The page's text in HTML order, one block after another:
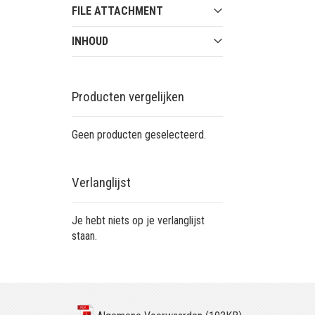
FILE ATTACHMENT
INHOUD
Producten vergelijken
Geen producten geselecteerd.
Verlanglijst
Je hebt niets op je verlanglijst
staan.